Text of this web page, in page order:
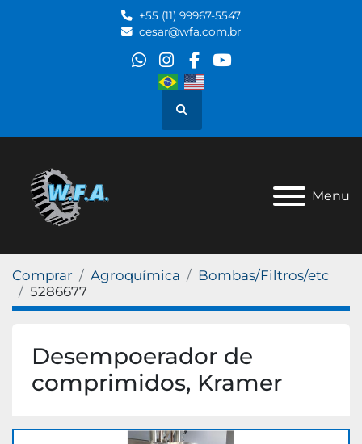
+55 (11) 99967-5547
cesar@wfa.com.br
whatsapp
instagram
facebook
youtube
Pesquisar
Menu
Comprar Agroquímica
Bombas/Filtros/etc
5286677
Desempoerador de
comprimidos, Kramer